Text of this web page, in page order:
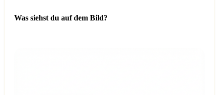
Was siehst du auf dem Bild?